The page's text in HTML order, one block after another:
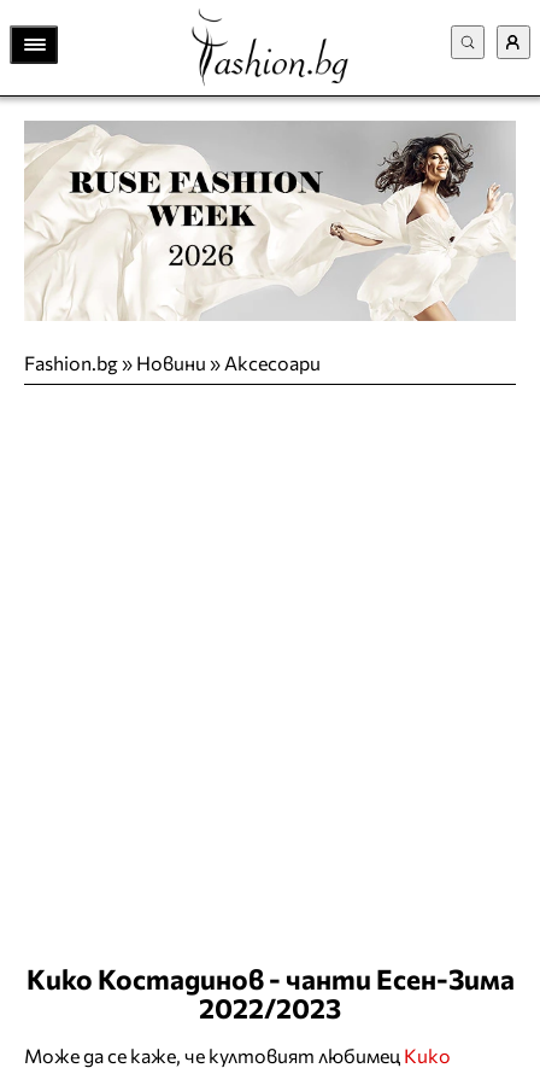
Fashion.bg» Новини » Аксесоари
Кико Костадинов - чанти Есен-Зима
2022/2023
Може да се каже, че култовият любимец Кико